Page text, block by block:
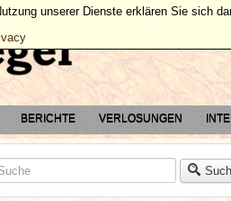
BERICHTE VERLOSUNGEN
unserer Dienste erklären Sie sich